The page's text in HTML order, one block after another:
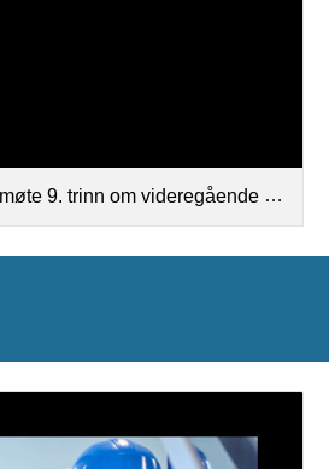
9. trinn om videregående VTFK